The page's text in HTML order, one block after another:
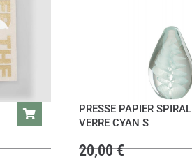
PRESSE PAPIER SPIRAL
VERRE CYAN S
20,00€